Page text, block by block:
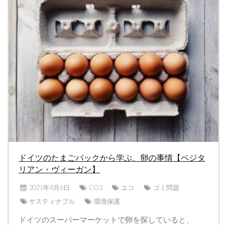
ドイツのたまごパックから学ぶ、卵の事情【ベジタ
リアン・ヴィーガン】
2021年8月6日 CO2 エコ
ゴミ問題
サスティナブル
環境保護
ドイツのスーパーマーケットで卵を探していると、